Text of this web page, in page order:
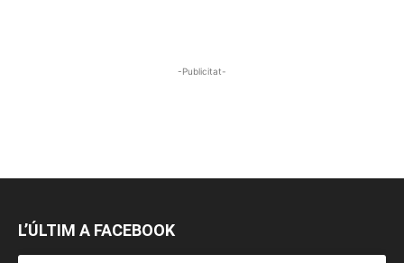
-Publicitat-
L’ÚLTIM A FACEBOOK